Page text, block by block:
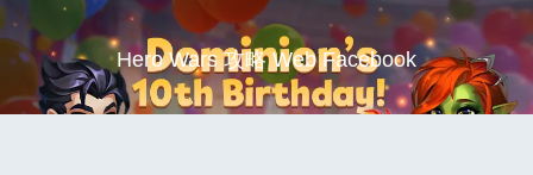
Hero Wars 攻略 Web Facebook